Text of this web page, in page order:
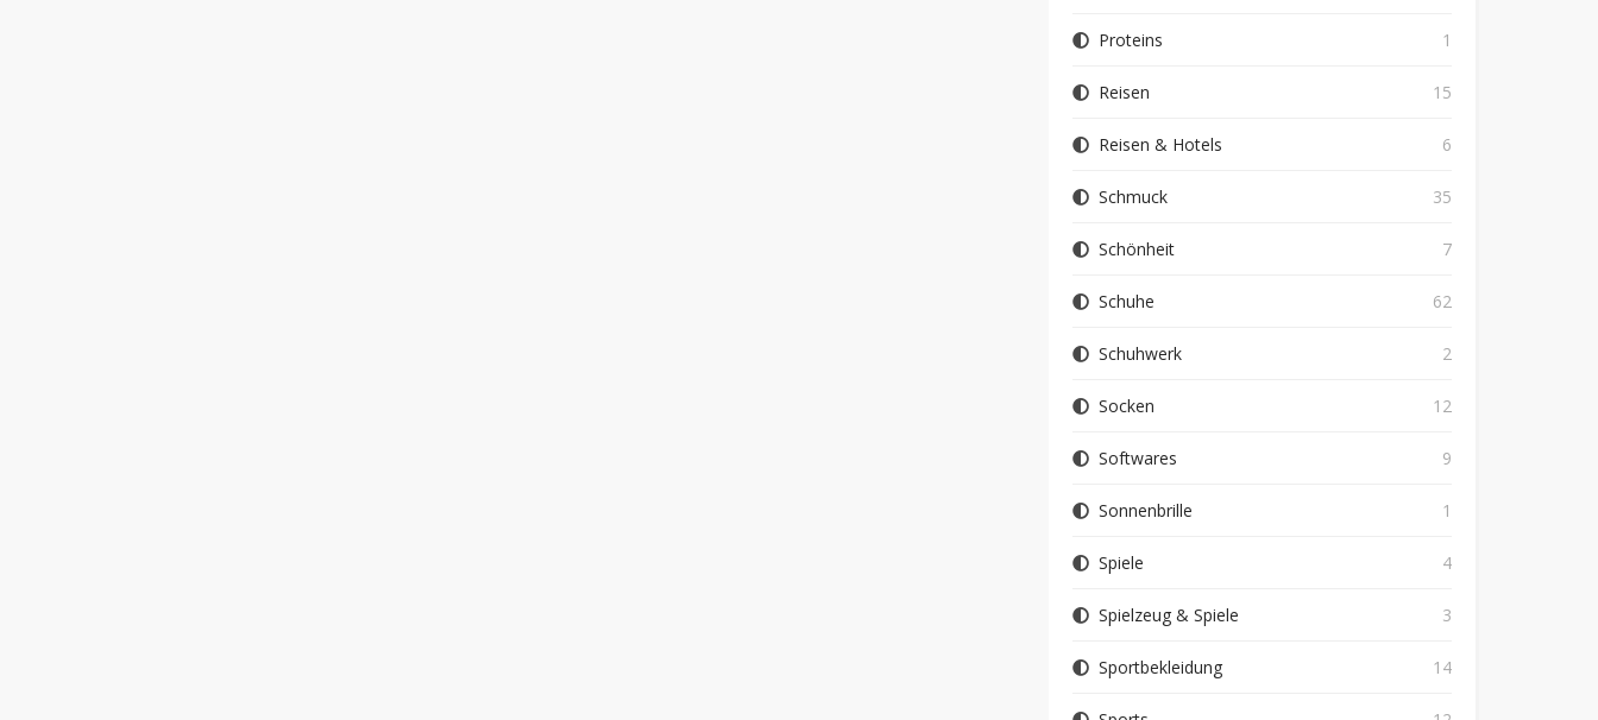
Proteins 1
Reisen 15
Reisen & Hotels 6
Schmuck 35
Schönheit 7
Schuhe 62
Schuhwerk 2
Socken 12
Softwares 9
Sonnenbrille 1
Spiele 4
Spielzeug & Spiele 3
Sportbekleidung 14